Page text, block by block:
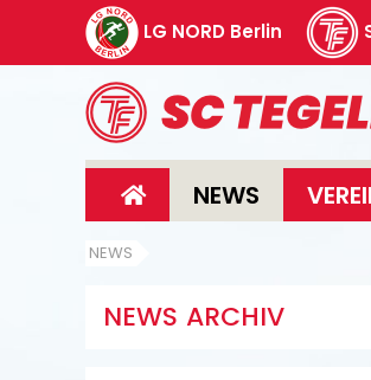
LG NORD Berlin
NEWS
NEWS
NEWS ARCHIV